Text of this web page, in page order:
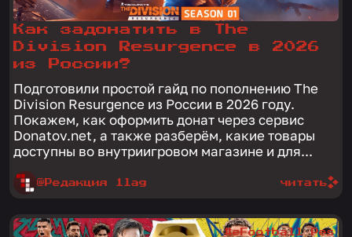
Как задонатить в The
Division Resurgence в 2026
из России?
Подготовили простой гайд по пополнению The
Division Resurgence из России в 2026 году.
Покажем, как оформить донат через сервис
Donatov.net, а также разберём, какие товары
доступны во внутриигровом магазине и для...
@Редакция 1lag читать
#eFootball Pes